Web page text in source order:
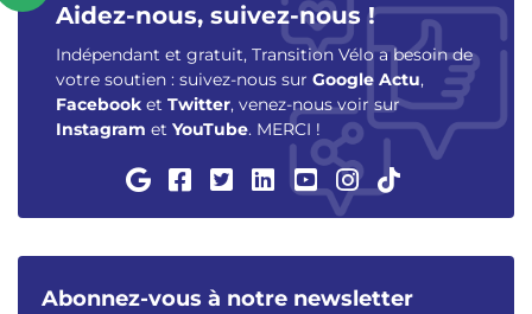
Aidez-nous, suivez-nous !
Indépendant et gratuit, Transition Vélo a besoin de
votre soutien : suivez-nous sur Google Actu,
Facebook et Twitter, venez-nous voir sur
Instagram et YouTube. MERCI !
Abonnez-vous à notre newsletter